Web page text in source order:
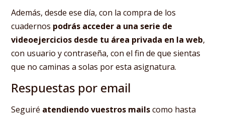
Además, desde ese día, con la compra de los
cuadernos podrás acceder a una serie de
videoejercicios desde tu área privada en la web,
con usuario y contraseña, con el fin de que sientas
que no caminas a solas por esta asignatura.
Respuestas por email
Seguiré atendiendo vuestros mailscomo hasta